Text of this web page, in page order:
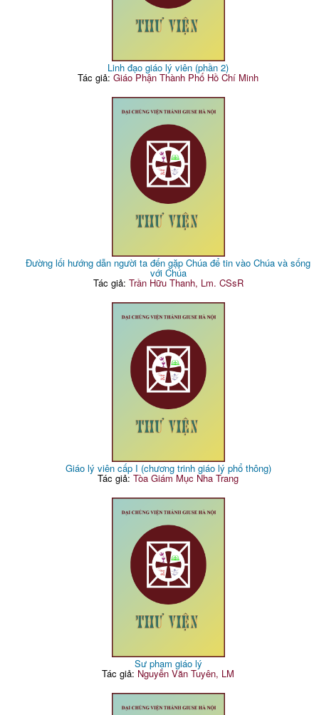
Linh đạo giáo lý viên (phần 2)
Tác giả:Giáo Phận Thành Phố Hồ Chí Minh
Đường lối hướng dẫn người ta đến gặp Chúa để tin vào Chúa và sống
với Chúa
Tác giả: Trần Hữu Thanh, Lm. CSsR
Giáo lý viên cấp I (chương trinh giáo lý phổ thông)
Tác giả:Tòa Giám Mục Nha Trang
Sư phạm giáo lý
Tác giả: Nguyễn Văn Tuyên, LM